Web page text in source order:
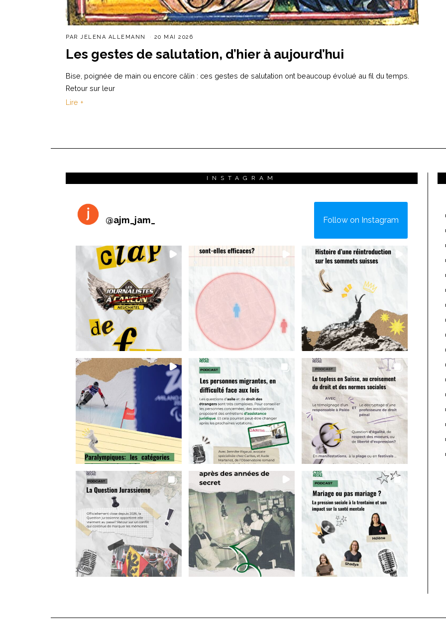
PAR JELENA ALLEMANN 20 MAI 2026
Les gestes de salutation, d’hier à aujourd’hui
Bise, poignée de main ou encore câlin : ces gestes de salutation ont beaucoup évolué au fil du temps.
Retour sur leur
Lire +
INSTAGRAM
@ajm_jam_ Follow on Instagram